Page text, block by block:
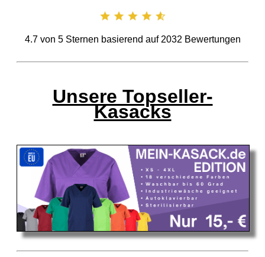
4.7von 5Sternen basierend auf 2032 Bewertungen
Unsere Topseller-
Kasacks